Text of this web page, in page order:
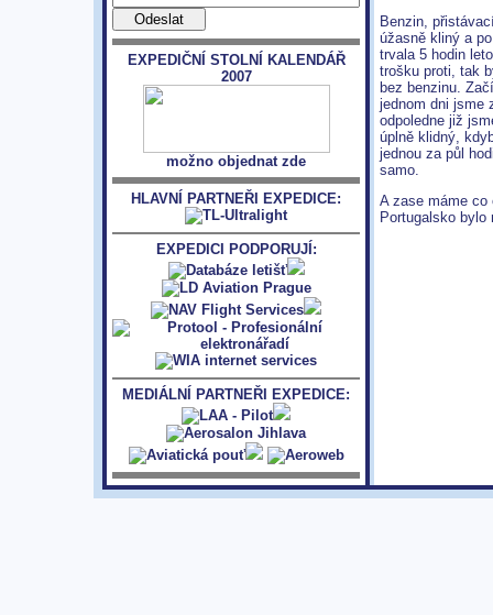
EXPEDIČNÍ STOLNÍ KALENDÁŘ
2007
možno objednat zde
HLAVNÍ PARTNEŘI EXPEDICE:
EXPEDICI PODPORUJÍ:
MEDIÁLNÍ PARTNEŘI EXPEDICE:
Benzin,
úžasně kliný a
trvala 5 hodin
trošku proti, tak
bez benzinu.
jednom dni jsme
odpoledne již
úplně klidný,
jednou za půl
samo.
A zase máme co
Portugalsko bylo